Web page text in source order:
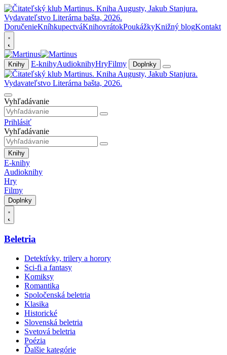
DoručenieKníhkupectváKnihovrátokPoukážkyKnižný blogKontakt
Knihy E-knihyAudioknihyHryFilmy Doplnky
Vyhľadávanie
Prihlásiť
Vyhľadávanie
Knihy
E-knihy
Audioknihy
Hry
Filmy
Doplnky
Beletria
Detektívky, trilery a horory
Sci-fi a fantasy
Komiksy
Romantika
Spoločenská beletria
Klasika
Historické
Slovenská beletria
Svetová beletria
Poézia
Ďalšie kategórie